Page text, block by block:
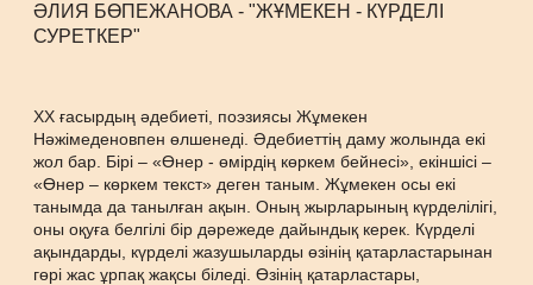
ӘЛИЯ БӨПЕЖАНОВА - "ЖҰМЕКЕН - КҮРДЕЛІ
СУРЕТКЕР"
ХХ ғасырдың әдебиеті, поэзиясы Жұмекен
Нәжімеденовпен өлшенеді. Әдебиеттің даму жолында екі
жол бар. Бірі – «Өнер - өмірдің көркем бейнесі», екіншісі –
«Өнер – көркем текст» деген таным. Жұмекен осы екі
танымда да танылған ақын. Оның жырларының күрделілігі,
оны оқуға белгілі бір дәрежеде дайындық керек. Күрделі
ақындарды, күрделі жазушыларды өзінің қатарластарынан
гөрі жас ұрпақ жақсы біледі. Өзінің қатарластары,